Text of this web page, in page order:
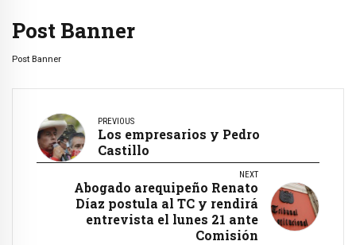
Post Banner
Post Banner
PREVIOUS
Los empresarios y Pedro
Castillo
NEXT
Abogado arequipeño Renato
Díaz postula al TC y rendirá
entrevista el lunes 21 ante
Comisión